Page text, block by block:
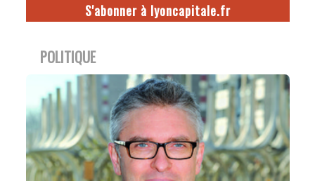
S'abonner à lyoncapitale.fr
POLITIQUE